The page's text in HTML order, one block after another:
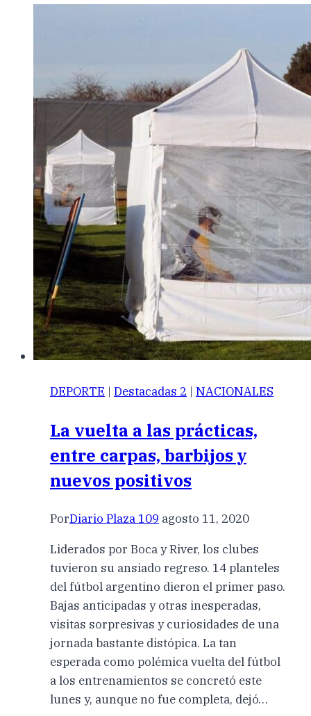
DEPORTE | Destacadas 2 | NACIONALES
La vuelta a las prácticas,
entre carpas, barbijos y
nuevos positivos
PorDiario Plaza 109 agosto 11, 2020
Liderados por Boca y River, los clubes
tuvieron su ansiado regreso. 14 planteles
del fútbol argentino dieron el primer paso.
Bajas anticipadas y otras inesperadas,
visitas sorpresivas y curiosidades de una
jornada bastante distópica. La tan
esperada como polémica vuelta del fútbol
a los entrenamientos se concretó este
lunes y, aunque no fue completa, dejó…